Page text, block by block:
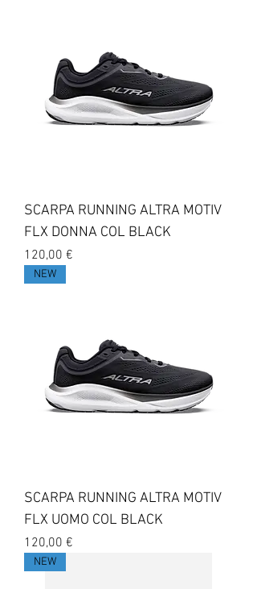
SCARPA RUNNING ALTRA MOTIV
FLX DONNA COL BLACK
Prezzo
120,00 €
NEW
SCARPA RUNNING ALTRA MOTIV
FLX UOMO COL BLACK
Prezzo
120,00 €
NEW